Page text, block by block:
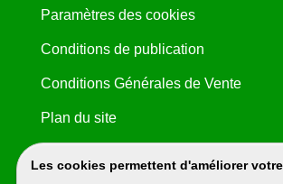
Les cookies permettent d'améliorer
Paramètres des cookies
Conditions de publication
Conditions Générales de Vente
Plan du site